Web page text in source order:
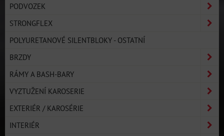
PODVOZEK
STRONGFLEX
POLYURETANOVÉ SILENTBLOKY - OSTATNÍ
BRZDY
RÁMY A BASH-BARY
VYZTUŽENÍ KAROSERIE
EXTERIÉR / KAROSÉRIE
INTERIÉR